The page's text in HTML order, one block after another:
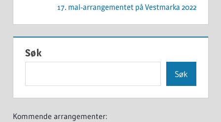
17. mai-arrangementet på Vestmarka 2022
Søk
Søk
Kommende arrangementer: